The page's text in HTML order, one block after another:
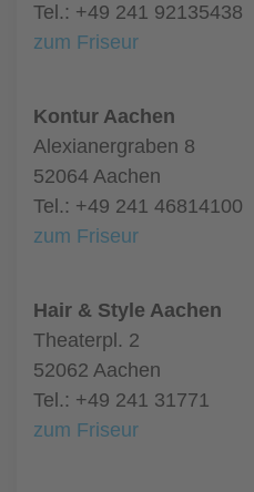
Tel.: +49 241 92135438
zum Friseur
Kontur Aachen
Alexianergraben 8
52064 Aachen
Tel.: +49 241 46814100
zum Friseur
Hair & Style Aachen
Theaterpl. 2
52062 Aachen
Tel.: +49 241 31771
zum Friseur